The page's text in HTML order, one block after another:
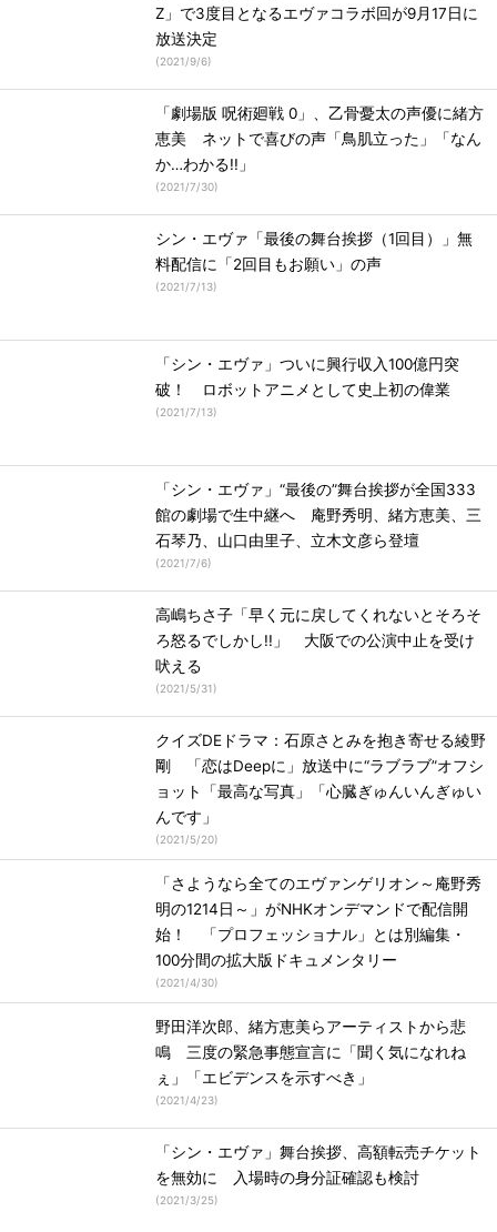
Z」で3度目となるエヴァコラボ回が9月17日に
放送決定
(2021/9/6)
「劇場版 呪術廻戦 0」、乙骨憂太の声優に緒方
恵美 ネットで喜びの声「鳥肌立った」「なん
か…わかる!!」
(2021/7/30)
シン・エヴァ「最後の舞台挨拶（1回目）」無
料配信に「2回目もお願い」の声
(2021/7/13)
「シン・エヴァ」ついに興行収入100億円突
破！ ロボットアニメとして史上初の偉業
(2021/7/13)
「シン・エヴァ」“最後の”舞台挨拶が全国333
館の劇場で生中継へ 庵野秀明、緒方恵美、三
石琴乃、山口由里子、立木文彦ら登壇
(2021/7/6)
高嶋ちさ子「早く元に戻してくれないとそろそ
ろ怒るでしかし!!」 大阪での公演中止を受け
吠える
(2021/5/31)
クイズDEドラマ：石原さとみを抱き寄せる綾野
剛 「恋はDeepに」放送中に“ラブラブ”オフシ
ョット「最高な写真」「心臓ぎゅんいんぎゅい
んです」
(2021/5/20)
「さようなら全てのエヴァンゲリオン～庵野秀
明の1214日～」がNHKオンデマンドで配信開
始！ 「プロフェッショナル」とは別編集・
100分間の拡大版ドキュメンタリー
(2021/4/30)
野田洋次郎、緒方恵美らアーティストから悲
鳴 三度の緊急事態宣言に「聞く気になれね
ぇ」「エビデンスを示すべき」
(2021/4/23)
「シン・エヴァ」舞台挨拶、高額転売チケット
を無効に 入場時の身分証確認も検討
(2021/3/25)